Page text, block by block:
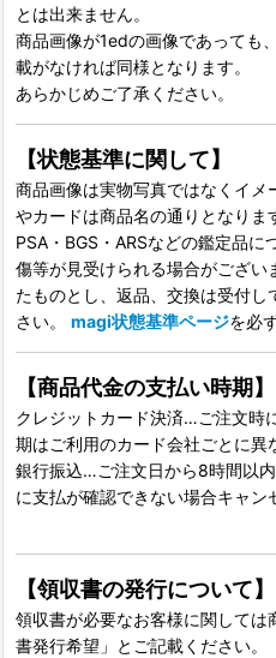
とは出来ません。
商品画像が1edの画像であっても
載がなければ同様となります。
あらかじめご了承ください。
【状態基準に関して】
商品画像は実物写真ではなくイメ
やカードは商品名の通りとなり
PSA・BGS・ARSなどの鑑定品
傷等が見受けられる場合がござい
たものとし、返品、交換は受付
さい。 magi状態基準ページを必
【商品代金の支払い時期】
クレジットカード決済…ご注文時
期はご利用のカード会社ごとに異
銀行振込…ご注文日から8時間以
に支払が確認できない場合キャン
【領収書の発行について】
領収書が必要なお客様に関しては
書発行希望」とご記載ください。